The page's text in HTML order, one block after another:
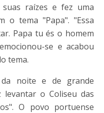
raízes e fez uma
o tema "Papa". "Essa
Papa tu és o homem
se e acabou
tema.
da noite e de grande
levantar o Coliseu das
O povo portuense